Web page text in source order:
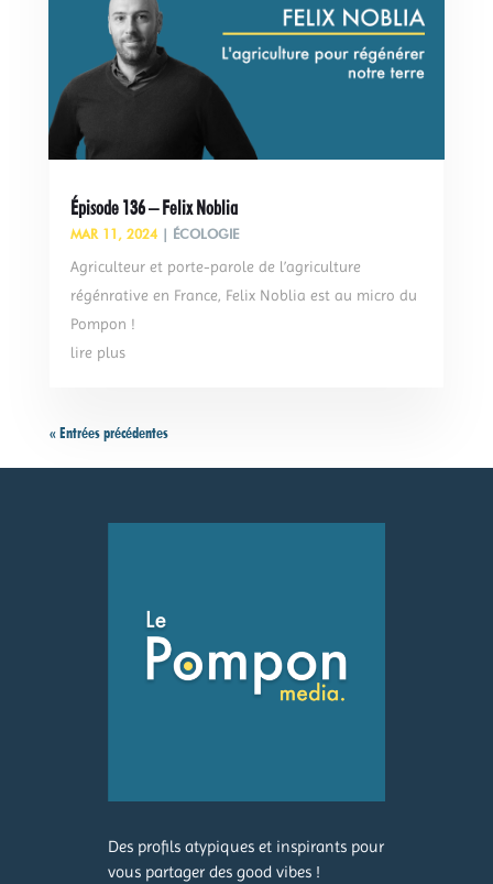
Épisode 136 – Felix Noblia
MAR 11, 2024| ÉCOLOGIE
Agriculteur et porte-parole de l’agriculture
régénrative en France, Felix Noblia est au micro du
Pompon !
lire plus
« Entrées précédentes
Des profils atypiques et inspirants pour
vous partager des good vibes !